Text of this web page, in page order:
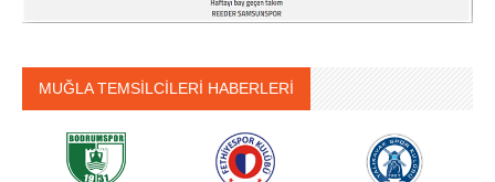
MUĞLA TEMSİLCİLERİ HABERLERİ